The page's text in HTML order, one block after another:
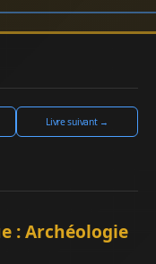
Livre suivant →
: Archéologie